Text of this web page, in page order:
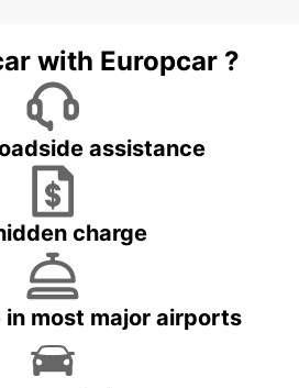
with Europcar ?
assistance
charge
most major airports